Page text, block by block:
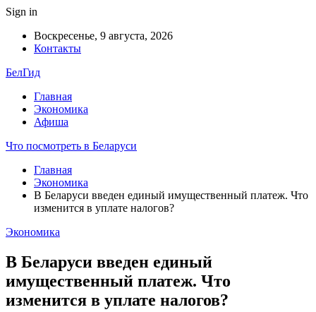
Sign in
Воскресенье, 9 августа, 2026
Контакты
БелГид
Главная
Экономика
Афиша
Что посмотреть в Беларуси
Главная
Экономика
В Беларуси введен единый имущественный платеж. Что
изменится в уплате налогов?
Экономика
В Беларуси введен единый
имущественный платеж. Что
изменится в уплате налогов?